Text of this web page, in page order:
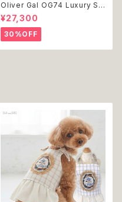
Oliver Gal OG74 Luxury St
acked Shoes Rose Giftbo
x 絵 アート インテリア お祝い
贈り物 プレゼント 結婚 新築 開
店 周年 バースデイ 誕生日 ご褒
美
¥27,300
30%OFF